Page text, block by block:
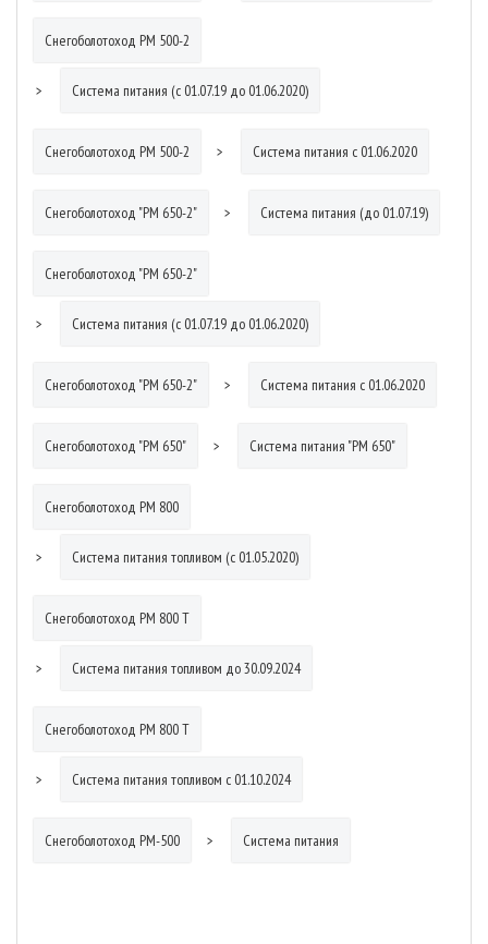
Снегоболотоход РМ 500-2
Система питания (с 01.07.19 до 01.06.2020)
Снегоболотоход РМ 500-2 Система питания с 01.06.2020
Снегоболотоход "РМ 650-2" Система питания (до 01.07.19)
Снегоболотоход "РМ 650-2"
Система питания (с 01.07.19 до 01.06.2020)
Снегоболотоход "РМ 650-2" Система питания с 01.06.2020
Снегоболотоход "РМ 650" Система питания "РМ 650"
Снегоболотоход РМ 800
Система питания топливом (с 01.05.2020)
Снегоболотоход РМ 800 Т
Система питания топливом до 30.09.2024
Снегоболотоход РМ 800 Т
Система питания топливом с 01.10.2024
Снегоболотоход РМ-500 Система питания